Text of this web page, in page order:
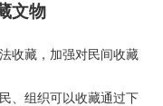
文物
藏，加强对民间收藏
组织可以收藏通过下